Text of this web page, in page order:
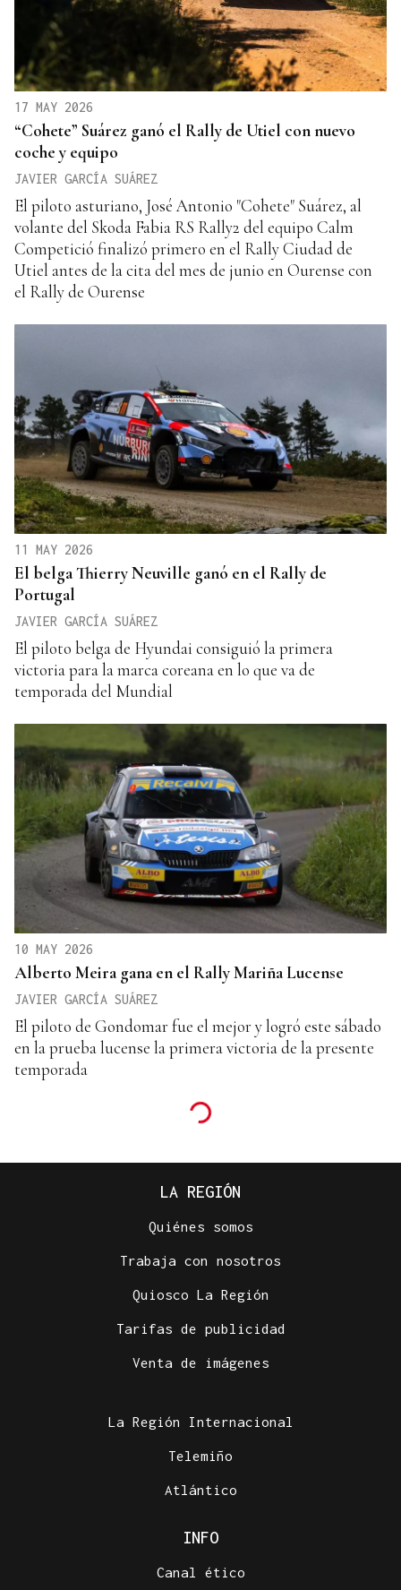
17 MAY 2026
“Cohete” Suárez ganó el Rally de Utiel con nuevo
coche y equipo
JAVIER GARCÍA SUÁREZ
El piloto asturiano, José Antonio "Cohete" Suárez, al
volante del Skoda Fabia RS Rally2 del equipo Calm
Competició finalizó primero en el Rally Ciudad de
Utiel antes de la cita del mes de junio en Ourense con
el Rally de Ourense
11 MAY 2026
El belga Thierry Neuville ganó en el Rally de
Portugal
JAVIER GARCÍA SUÁREZ
El piloto belga de Hyundai consiguió la primera
victoria para la marca coreana en lo que va de
temporada del Mundial
10 MAY 2026
Alberto Meira gana en el Rally Mariña Lucense
JAVIER GARCÍA SUÁREZ
El piloto de Gondomar fue el mejor y logró este sábado
en la prueba lucense la primera victoria de la presente
temporada
LA REGIÓN
Quiénes somos
Trabaja con nosotros
Quiosco La Región
Tarifas de publicidad
Venta de imágenes
La Región Internacional
Telemiño
Atlántico
INFO
Canal ético